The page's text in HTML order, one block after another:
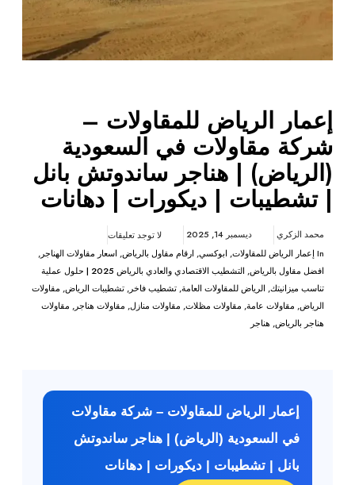
إعمار الرياض للمقاولات –
شركة مقاولات في السعودية
(الرياض) | هناجر ساندوتش بانل
| تشطيبات | ديكورات | دهانات
محمد الزكري ديسمبر 14, 2025
لا توجد تعليقات
Inإعمار الرياض للمقاولات, ابوكسي, ارقام مقاول بالرياض, اسعار مقاولات الهناجر,
افضل مقاول بالرياض,
التشطيب الاقتصادي والعادي بالرياض 2025 | حلول عملية
تناسب ميزانيتك, الرياض للمقاولات العامة, تشطيب فاخر, تشطيبات الرياض, مقاولات
الرياض, مقاولات عامة, مقاولات مظلات, مقاولات منازل, مقاولات هناجر, مقاولات
هناجر بالرياض, هناجر
إعمار الرياض للمقاولات – شركة مقاولات
في السعودية (الرياض) | هناجر ساندوتش
بانل | تشطيبات | ديكورات | دهانات